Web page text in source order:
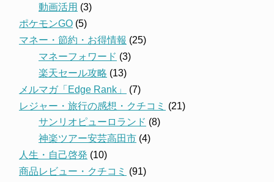
動画活用 (3)
ポケモンGO (5)
マネー・節約・お得情報 (25)
マネーフォワード (3)
楽天セール攻略 (13)
メルマガ「Edge Rank」
(7)
レジャー・旅行の感想・クチコミ (21)
サンリオピューロランド (8)
神楽ツアー安芸高田市 (4)
人生・自己啓発 (10)
商品レビュー・クチコミ (91)